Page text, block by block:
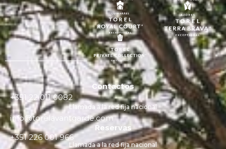
Contactos
+351 22 011 0082
Llamada a la red fija nacional
info@torelavantgarde.com
Reservas
+351 226 001 966
Llamada a la red fija nacional